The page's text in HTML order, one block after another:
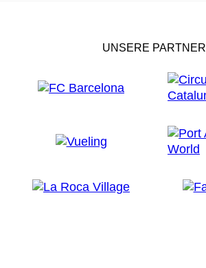
UNSERE PARTNER